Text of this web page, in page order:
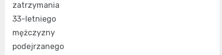
zatrzymania
33-letniego
mężczyzny
podejrzanego